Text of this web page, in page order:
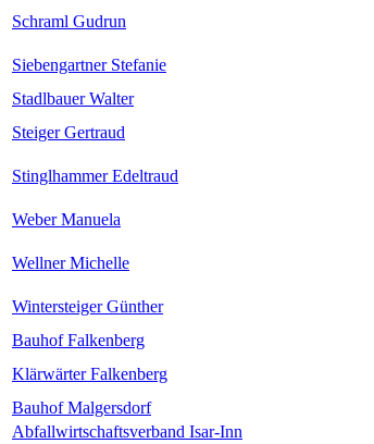
Schraml Gudrun
Siebengartner Stefanie
Stadlbauer Walter
Steiger Gertraud
Stinglhammer Edeltraud
Weber Manuela
Wellner Michelle
Wintersteiger Günther
Bauhof Falkenberg
Klärwärter Falkenberg
Bauhof Malgersdorf
Abfallwirtschaftsverband Isar-Inn